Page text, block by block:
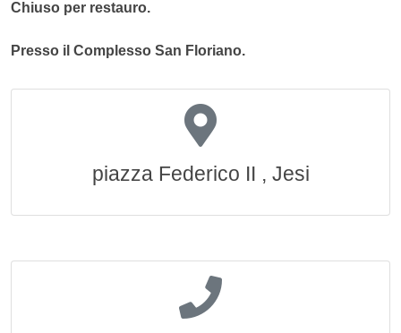
Chiuso per restauro.
Presso il Complesso San Floriano.
piazza Federico II , Jesi